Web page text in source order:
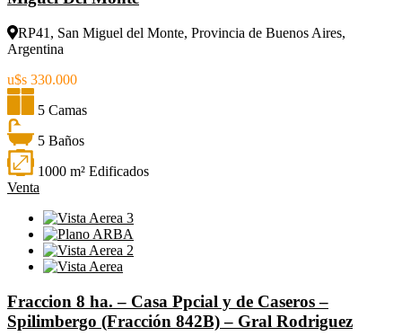
RP41, San Miguel del Monte, Provincia de Buenos Aires,
Argentina
u$s 330.000
5 Camas
5 Baños
1000 m² Edificados
Venta
Fraccion 8 ha. – Casa Ppcial y de Caseros –
Spilimbergo (Fracción 842B) – Gral Rodriguez